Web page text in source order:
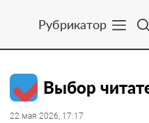
Рубрикатор
Выбор
22 мая 2026, 17:17